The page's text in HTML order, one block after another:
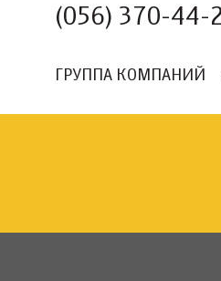
(056) 370-44-
ГРУППА КОМПАНИЙ